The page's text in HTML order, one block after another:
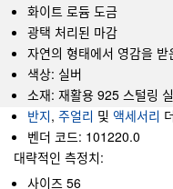
화이트 로듐 도금
광택 처리된 마감
자연의 형태에서 영감을
색상: 실버
소재: 재활용 925 스털링
반지, 주얼리 및 액세서리
벤더 코드: 101220.0
대략적인 측정치:
사이즈 56